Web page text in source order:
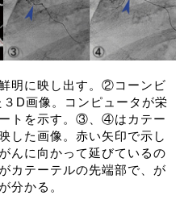
明に映し出す。②コーンビ
D画像。コンピュータが栄
トを示す。③、④はカテー
した画像。赤い矢印で示し
んに向かって延びているの
カテーテルの先端部で、が
分かる。